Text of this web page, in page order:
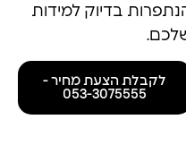
בדיוק למידות
לקבלת הצעת מחיר -
053-3075555